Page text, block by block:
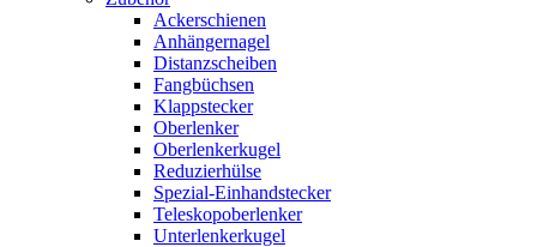
Ackerschienen
Anhängernagel
Distanzscheiben
Fangbüchsen
Klappstecker
Oberlenker
Oberlenkerkugel
Reduzierhülse
Spezial-Einhandstecker
Teleskopoberlenker
Unterlenkerkugel